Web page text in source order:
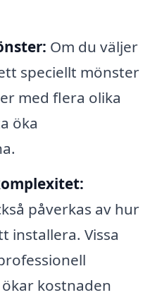
Om du väljer
speciellt mönster
med flera olika
öka
påverkas av hur
installera. Vissa
kostnaden